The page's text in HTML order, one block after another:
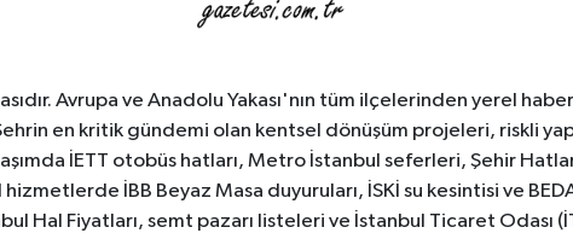
Avrupa ve Anadolu Yakası'nın tüm ilçelerinden yerel
en kritik gündemi olan kentsel dönüşüm projeleri, riskli
İETT otobüs hatları, Metro İstanbul seferleri, Şehir
İBB Beyaz Masa duyuruları, İSKİ su kesintisi ve
Hal Fiyatları, semt pazarı listeleri ve İstanbul Ticaret Odası